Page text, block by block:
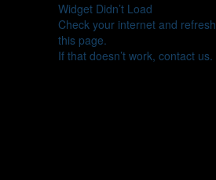
Widget Didn’t Load
Check your internet and refresh
this page.
If that doesn’t work, contact us.